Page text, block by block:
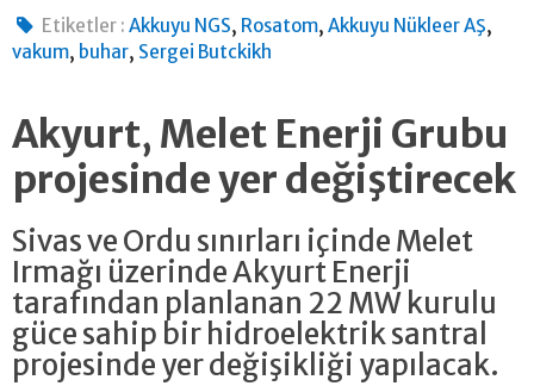
Etiketler : Akkuyu NGS, Rosatom,Akkuyu Nükleer AŞ,
vakum, buhar, Sergei Butckikh
Akyurt, Melet Enerji Grubu
projesinde yer değiştirecek
Sivas ve Ordu sınırları içinde Melet
Irmağı üzerinde Akyurt Enerji
tarafından planlanan 22 MW kurulu
güce sahip bir hidroelektrik santral
projesinde yer değişikliği yapılacak.